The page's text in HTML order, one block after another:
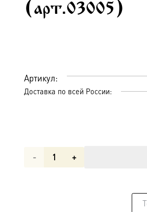
(арт.03005)
Артикул:
Доставка по всей России:
Количество